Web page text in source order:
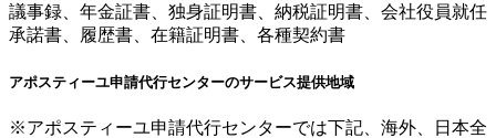
議事録、年金証書、独身証明書、納税証明書、会社役員就任
承諾書、履歴書、在籍証明書、各種契約書
アポスティーユ申請代行センターのサービス提供地域
※アポスティーユ申請代行センターでは下記、海外、日本全